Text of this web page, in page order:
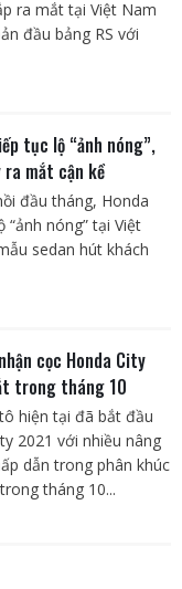
ra mắt tại Việt Nam
đầu bảng RS với
tục lộ “ảnh nóng”,
ra mắt cận kề
đầu tháng, Honda
nóng” tại Việt
sedan hút khách
cọc Honda City
trong tháng 10
hiện tại đã bắt đầu
2021 với nhiều nâng
dẫn trong phân khúc
tháng 10...